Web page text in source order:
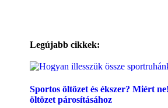
Legújabb cikkek:
Sportos öltözet és ékszer? Miért
öltözet párosításához